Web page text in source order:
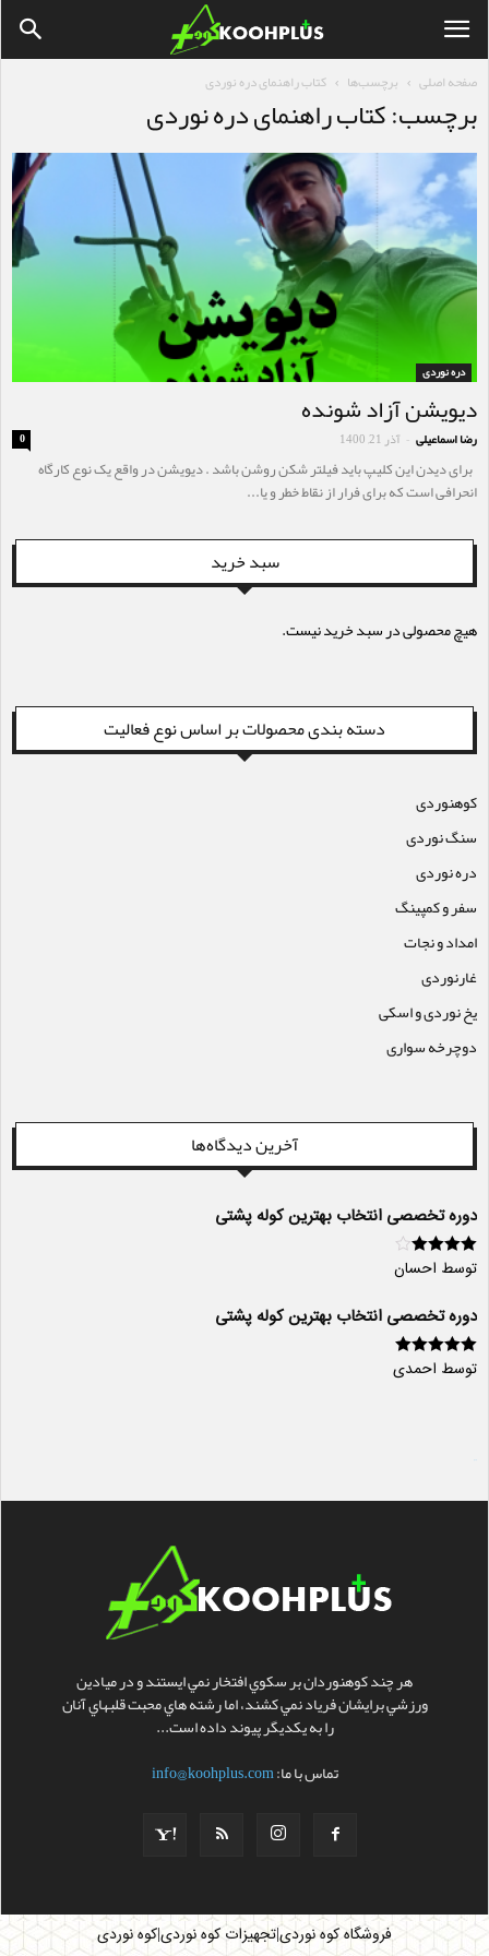
صفحه اصلی برچسب‌ها کتاب راهنمای دره نوردی
برچسب: کتاب راهنمای دره نوردی
دره نوردی
دیویشن آزاد شونده
رضا اسماعیلی - آذر 21, 1400 0
برای دیدن این کلیپ باید فیلتر شکن روشن باشد . دیویشن در واقع یک نوع کارگاه
انحرافی است که برای فرار از نقاط خطر و یا...
سبد خرید
هیچ محصولی در سبد خرید نیست.
دسته بندی محصولات بر اساس نوع فعالیت
کوهنوردی
سنگ نوردی
دره نوردی
سفر و کمپینگ
امداد و نجات
غارنوردی
یخ نوردی و اسکی
دوچرخه سواری
آخرین دیدگاه‌ها
دوره تخصصی انتخاب بهترین کوله پشتی
امتیاز 4از
توسط احسان
دوره تخصصی انتخاب بهترین کوله پشتی
امتیاز 5از 5
توسط احمدی
هر چند کوهنوردان بر سکوي افتخار نمي ايستند و در ميادين
ورزشي برايشان فرياد نمي کشند، اما رشته هاي محبت قلبهاي آنان
را به يکديگر پيوند داده است...
تماس با ما:info@koohplus.com
فروشگاه کوه نوردی|تجهیزات کوه نوردی|کوه نوردی